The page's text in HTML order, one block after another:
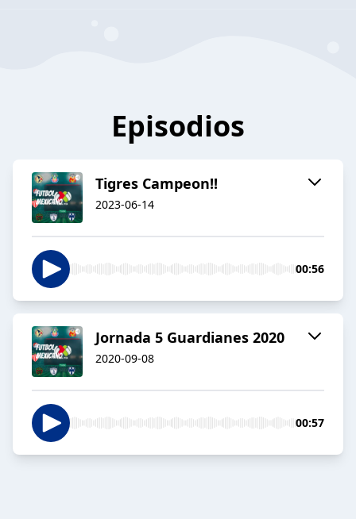
Episodios
Tigres Campeon!!
2023-06-14
00:56
Jornada 5 Guardianes 2020
2020-09-08
00:57